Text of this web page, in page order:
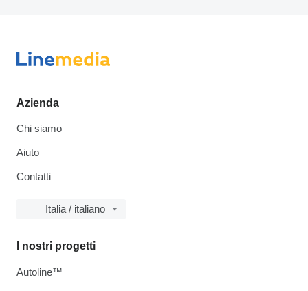
Azienda
Chi siamo
Aiuto
Contatti
Italia / italiano
I nostri progetti
Autoline™